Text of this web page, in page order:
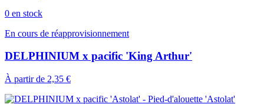
0 en stock
En cours de réapprovisionnement
DELPHINIUM x pacific 'King Arthur'
À partir de 2,35 €